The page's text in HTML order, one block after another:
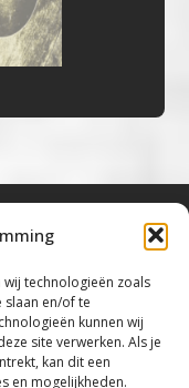
technologieën zoals
en/of te
kunnen wij
site verwerken. Als je
kan dit een
en mogelijkheden.
Roots &